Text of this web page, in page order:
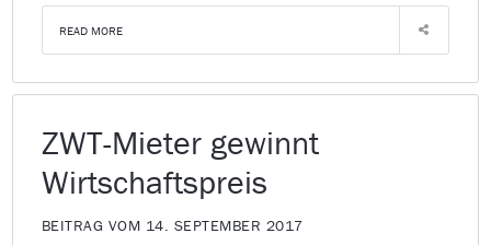
READ MORE
ZWT-Mieter gewinnt
Wirtschaftspreis
BEITRAG VOM 14. SEPTEMBER 2017